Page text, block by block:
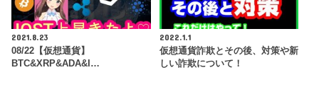
2021.8.23
08/22【仮想通貨】
BTC&XRP&ADA&I…
2022.1.1
仮想通貨詐欺とその後、対策や新
しい詐欺について！